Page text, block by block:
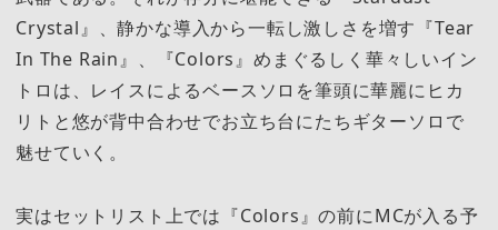
Crystal』、静かな導入から一転し激しさを増す『Tear
In The Rain』、『Colors』めまぐるしく華々しいイン
トロは、レイスによるベースソロを筆頭に華麗にヒカ
リトと悠が背中合わせでお立ち台にたちギターソロで
魅せていく。
実はセットリスト上では『Colors』の前にMCが入る予